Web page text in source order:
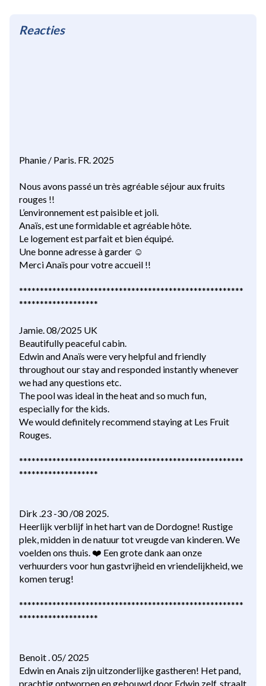
Reacties
Phanie / Paris. FR. 2025
Nous avons passé un très agréable séjour aux fruits
rouges !!
L’environnement est paisible et joli.
Anaïs, est une formidable et agréable hôte.
Le logement est parfait et bien équipé.
Une bonne adresse à garder ☺️
Merci Anaïs pour votre accueil !!
******************************************************
*******************
Jamie. 08/2025 UK
Beautifully peaceful cabin.
Edwin and Anaïs were very helpful and friendly
throughout our stay and responded instantly whenever
we had any questions etc.
The pool was ideal in the heat and so much fun,
especially for the kids.
We would definitely recommend staying at Les Fruit
Rouges.
******************************************************
*******************
Dirk .23 -30 /08 2025.
Heerlijk verblijf in het hart van de Dordogne! Rustige
plek, midden in de natuur tot vreugde van kinderen. We
voelden ons thuis. ❤️ Een grote dank aan onze
verhuurders voor hun gastvrijheid en vriendelijkheid, we
komen terug!
******************************************************
*******************
Benoit . 05/ 2025
Edwin en Anais zijn uitzonderlijke gastheren! Het pand,
prachtig ontworpen en gebouwd door Edwin zelf, straalt